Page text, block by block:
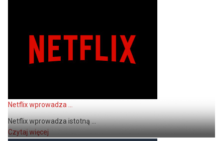
Netflix wprowadza ...
Netflix wprowadza istotną ...
Czytaj więcej